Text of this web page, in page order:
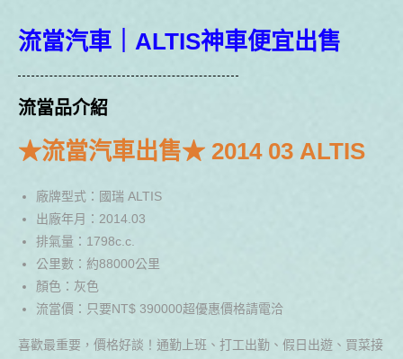
流當汽車｜ALTIS神車便宜出售
流當品介紹
★流當汽車出售★ 2014 03 ALTIS
廠牌型式：國瑞 ALTIS
出廠年月：2014.03
排氣量：1798c.c.
公里數：約88000公里
顏色：灰色
流當價：只要NT$ 390000超優惠價格請電洽
喜歡最重要，價格好談！通勤上班、打工出勤、假日出遊、買菜接